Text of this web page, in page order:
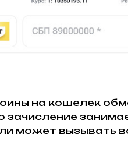
на кошелек
зачисление
может вызывать